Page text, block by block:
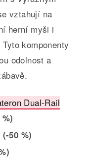
vztahují na
herní myši i
komponenty
odolnost a
Dual-Rail
(-50 %)